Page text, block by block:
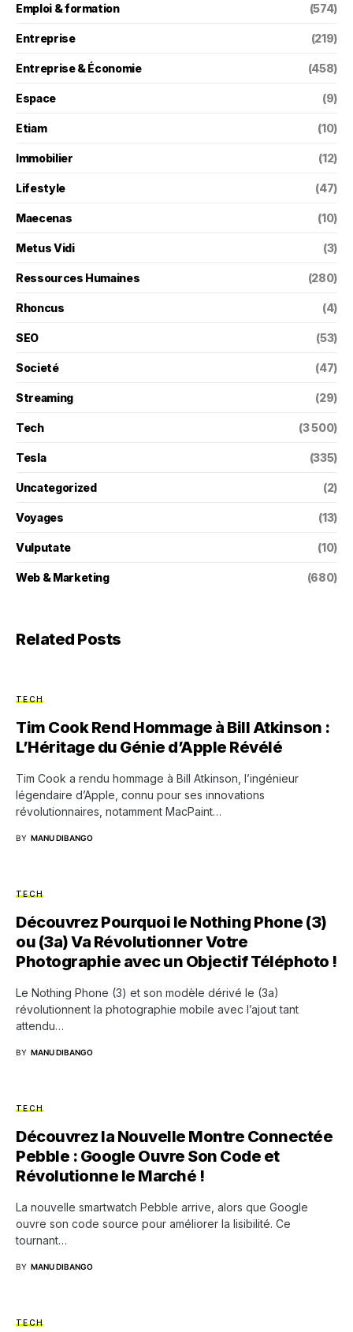
Emploi & formation (574)
Entreprise (219)
Entreprise & Économie (458)
Espace (9)
Etiam (10)
Immobilier (12)
Lifestyle (47)
Maecenas (10)
Metus Vidi (3)
Ressources Humaines (280)
Rhoncus (4)
SEO (53)
Societé (47)
Streaming (29)
Tech (3 500)
Tesla (335)
Uncategorized (2)
Voyages (13)
Vulputate (10)
Web & Marketing (680)
Related Posts
TECH
Tim Cook Rend Hommage à Bill Atkinson :
L’Héritage du Génie d’Apple Révélé
Tim Cook a rendu hommage à Bill Atkinson, l’ingénieur
légendaire d’Apple, connu pour ses innovations
révolutionnaires, notamment MacPaint…
BY MANU DIBANGO
TECH
Découvrez Pourquoi le Nothing Phone (3)
ou (3a) Va Révolutionner Votre
Photographie avec un Objectif Téléphoto !
Le Nothing Phone (3) et son modèle dérivé le (3a)
révolutionnent la photographie mobile avec l’ajout tant
attendu…
BY MANU DIBANGO
TECH
Découvrez la Nouvelle Montre Connectée
Pebble : Google Ouvre Son Code et
Révolutionne le Marché !
La nouvelle smartwatch Pebble arrive, alors que Google
ouvre son code source pour améliorer la lisibilité. Ce
tournant…
BY MANU DIBANGO
TECH